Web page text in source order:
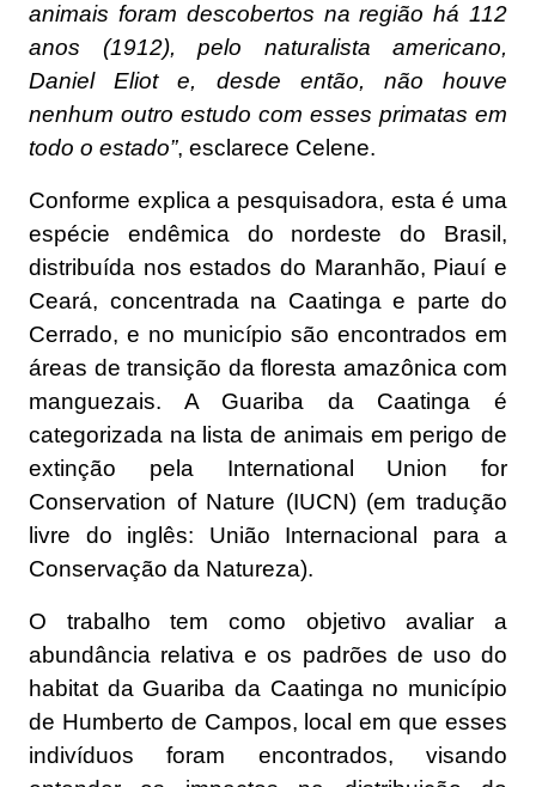
animais foram descobertos na região há 112
anos (1912), pelo naturalista americano,
Daniel Eliot e, desde então, não houve
nenhum outro estudo com esses primatas em
todo o estado”, esclarece Celene.
Conforme explica a pesquisadora, esta é uma
espécie endêmica do nordeste do Brasil,
distribuída nos estados do Maranhão, Piauí e
Ceará, concentrada na Caatinga e parte do
Cerrado, e no município são encontrados em
áreas de transição da floresta amazônica com
manguezais. A Guariba da Caatinga é
categorizada na lista de animais em perigo de
extinção pela International Union for
Conservation of Nature (IUCN) (em tradução
livre do inglês: União Internacional para a
Conservação da Natureza).
O trabalho tem como objetivo avaliar a
abundância relativa e os padrões de uso do
habitat da Guariba da Caatinga no município
de Humberto de Campos, local em que esses
indivíduos foram encontrados, visando